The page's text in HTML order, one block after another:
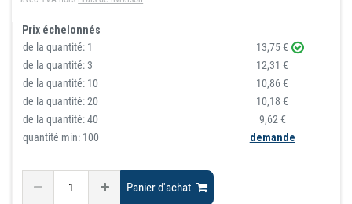
Prix échelonnés
de la quantité: 1
13,75 €
de la quantité:3
12,31 €
de la quantité: 10
10,86 €
de la quantité:20
10,18 €
de la quantité:40
9,62 €
quantité min: 100
demande
Panier d'achat